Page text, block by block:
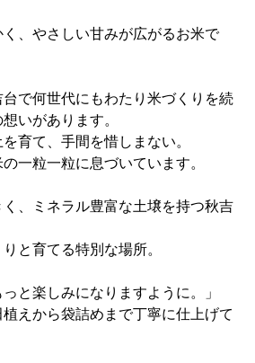
、やさしい甘みが広がるお米で
で何世代にもわたり米づくりを続
いがあります。
育て、手間を惜しまない。
一粒一粒に息づいています。
、ミネラル豊富な土壌を持つ秋吉
と育てる特別な場所。
と楽しみになりますように。」
えから袋詰めまで丁寧に仕上げて